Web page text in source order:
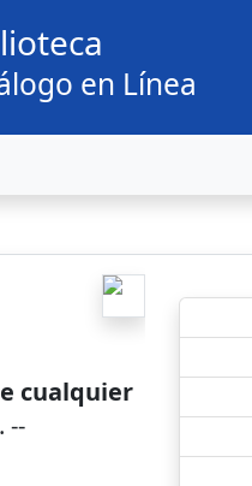
en Línea
cualquier
. --